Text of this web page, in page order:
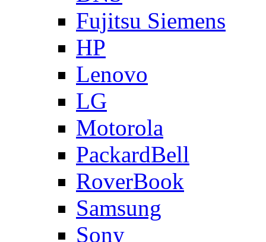
Fujitsu Siemens
HP
Lenovo
LG
Motorola
PackardBell
RoverBook
Samsung
Sony